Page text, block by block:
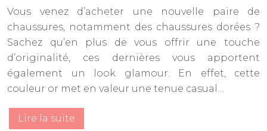
Vous venez d’acheter une nouvelle paire de
chaussures, notamment des chaussures dorées ?
Sachez qu’en plus de vous offrir une touche
d’originalité, ces dernières vous apportent
également un look glamour. En effet, cette
couleur or met en valeur une tenue casual…
Lire la suite